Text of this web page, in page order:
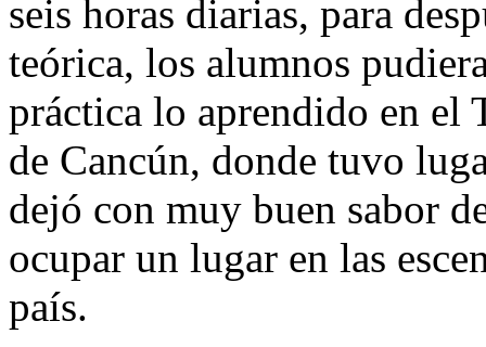
seis horas diarias, para
teórica, los alumnos
práctica lo aprendido en el
de Cancún, donde tuvo
dejó con muy buen sabor
ocupar un lugar en las
país.